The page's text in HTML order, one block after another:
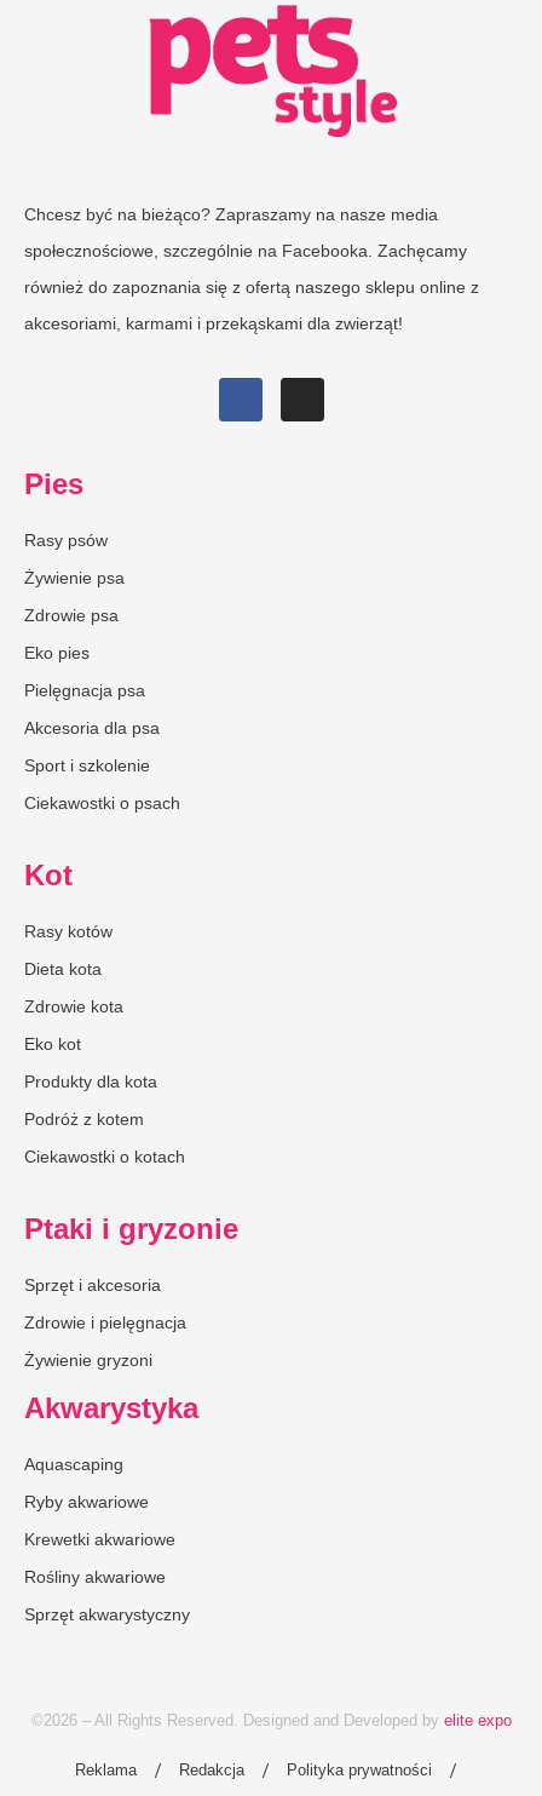
Chcesz być na bieżąco? Zapraszamy na nasze media
społecznościowe, szczególnie na Facebooka. Zachęcamy
również do zapoznania się z ofertą naszego sklepu online z
akcesoriami, karmami i przekąskami dla zwierząt!
Pies
Rasy psów
Żywienie psa
Zdrowie psa
Eko pies
Pielęgnacja psa
Akcesoria dla psa
Sport i szkolenie
Ciekawostki o psach
Kot
Rasy kotów
Dieta kota
Zdrowie kota
Eko kot
Produkty dla kota
Podróż z kotem
Ciekawostki o kotach
Ptaki i gryzonie
Sprzęt i akcesoria
Zdrowie i pielęgnacja
Żywienie gryzoni
Akwarystyka
Aquascaping
Ryby akwariowe
Krewetki akwariowe
Rośliny akwariowe
Sprzęt akwarystyczny
©2026 – All Rights Reserved. Designed and Developed by elite expo
Reklama Redakcja
Polityka prywatności